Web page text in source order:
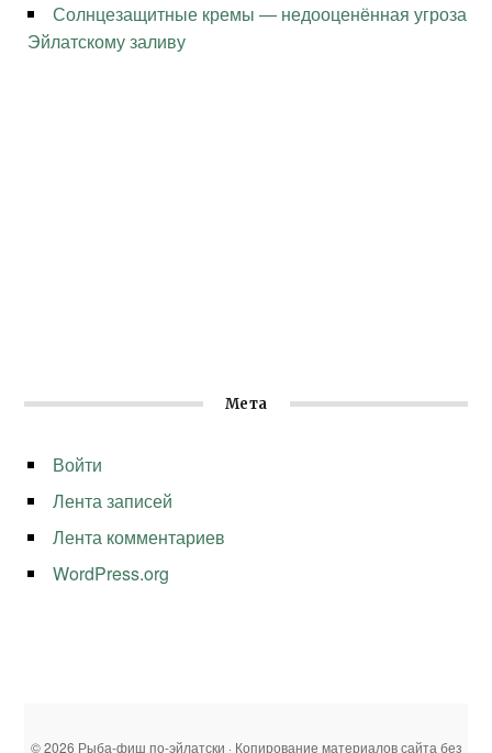
Солнцезащитные кремы — недооценённая угроза
Эйлатскому заливу
Мета
Войти
Лента записей
Лента комментариев
WordPress.org
© 2026 Рыба-фиш по-эйлатски · Копирование материалов сайта без